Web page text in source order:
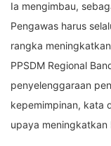
Ia mengimbau,
Pengawas harus
rangka
PPSDM Regional
penyelenggaraan
kepemimpinan, kata
upaya